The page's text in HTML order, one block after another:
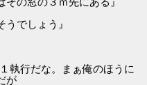
でしょう』
執行だな。まぁ俺のほうに
が